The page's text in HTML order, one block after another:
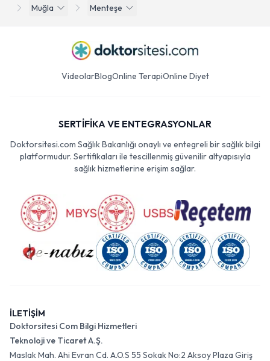
Muğla
Menteşe
VideolarBlogOnline TerapiOnline Diyet
SERTİFİKA VE ENTEGRASYONLAR
Doktorsitesi.com Sağlık Bakanlığı onaylı ve entegreli bir sağlık bilgi
platformudur. Sertifikaları ile tescillenmiş güvenilir altyapısıyla
sağlık hizmetlerine erişim sağlar.
İLETİŞİM
Doktorsitesi Com Bilgi Hizmetleri
Teknoloji ve Ticaret A.Ş.
Maslak Mah. Ahi Evran Cd. A.O.S 55 Sokak No:2 Aksoy Plaza Giriş